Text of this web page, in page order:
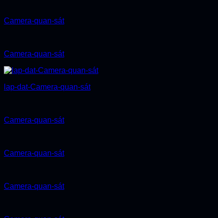
Camera-quan-sát
Camera-quan-sát
lap-dat-Camera-quan-sát
Camera-quan-sát
Camera-quan-sát
Camera-quan-sát